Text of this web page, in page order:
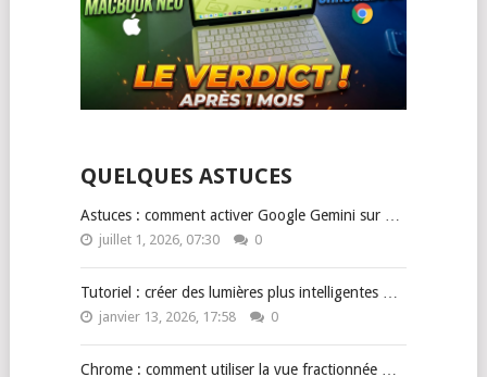
QUELQUES ASTUCES
Astuces : comment activer Google Gemini sur …
juillet 1, 2026, 07:30 0
Tutoriel : créer des lumières plus intelligentes …
janvier 13, 2026, 17:58 0
Chrome : comment utiliser la vue fractionnée …